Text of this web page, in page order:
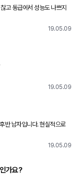
고 동급에서 성능도 나쁘지
해서 끌리는데.. 구매할
19.05.09
19.05.09
니다. 현실적으로
찾아보다 4시리즈 그란쿠페
19.05.09
가요?